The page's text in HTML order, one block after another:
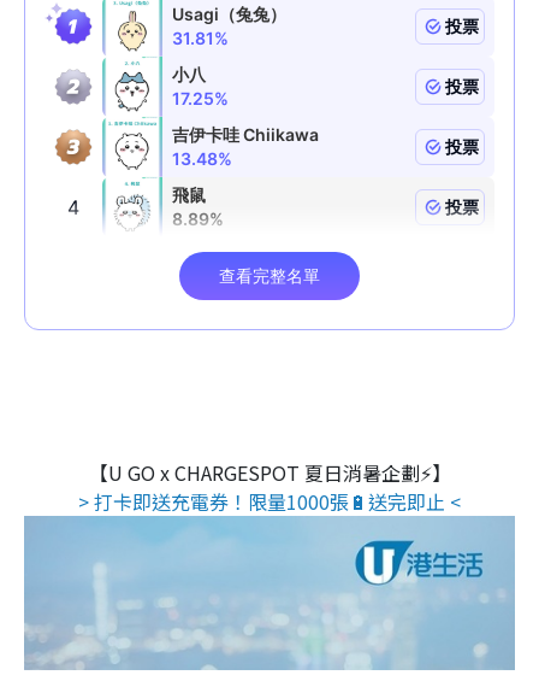
【U GO x CHARGESPOT 夏日消暑企劃⚡】
> 打卡即送充電券！限量1000張🔋送完即止 <